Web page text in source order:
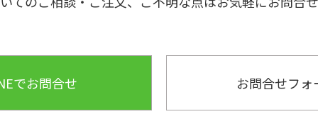
でお問合せ お問合せフォ